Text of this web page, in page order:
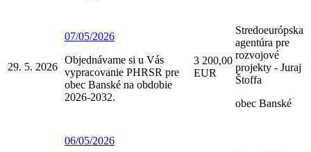
29. 5. 2026
07/05/2026
Objednávame si u Vás
vypracovanie PHRSR pre
obec Banské na obdobie
2026-2032.
3 200,00
EUR
Stredoeurópska
agentúra pre
rozvojové
projekty - Juraj
Štoffa
obec Banské
06/05/2026